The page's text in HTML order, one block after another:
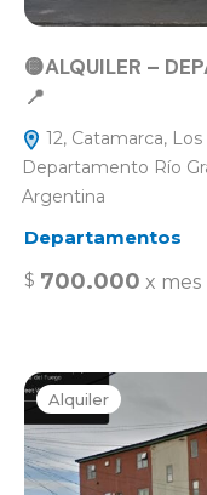
🟡ALQUILER –
📍
12, Catamarca,
Departamento Río
Argentina
Departamentos
$ 700.000 x mes
Alquiler